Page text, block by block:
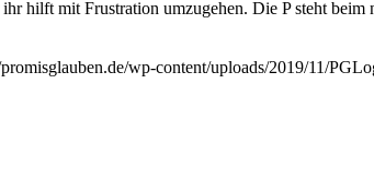
hilft mit Frustration umzugehen. Die P steht
wp-content/uploads/2019/11/